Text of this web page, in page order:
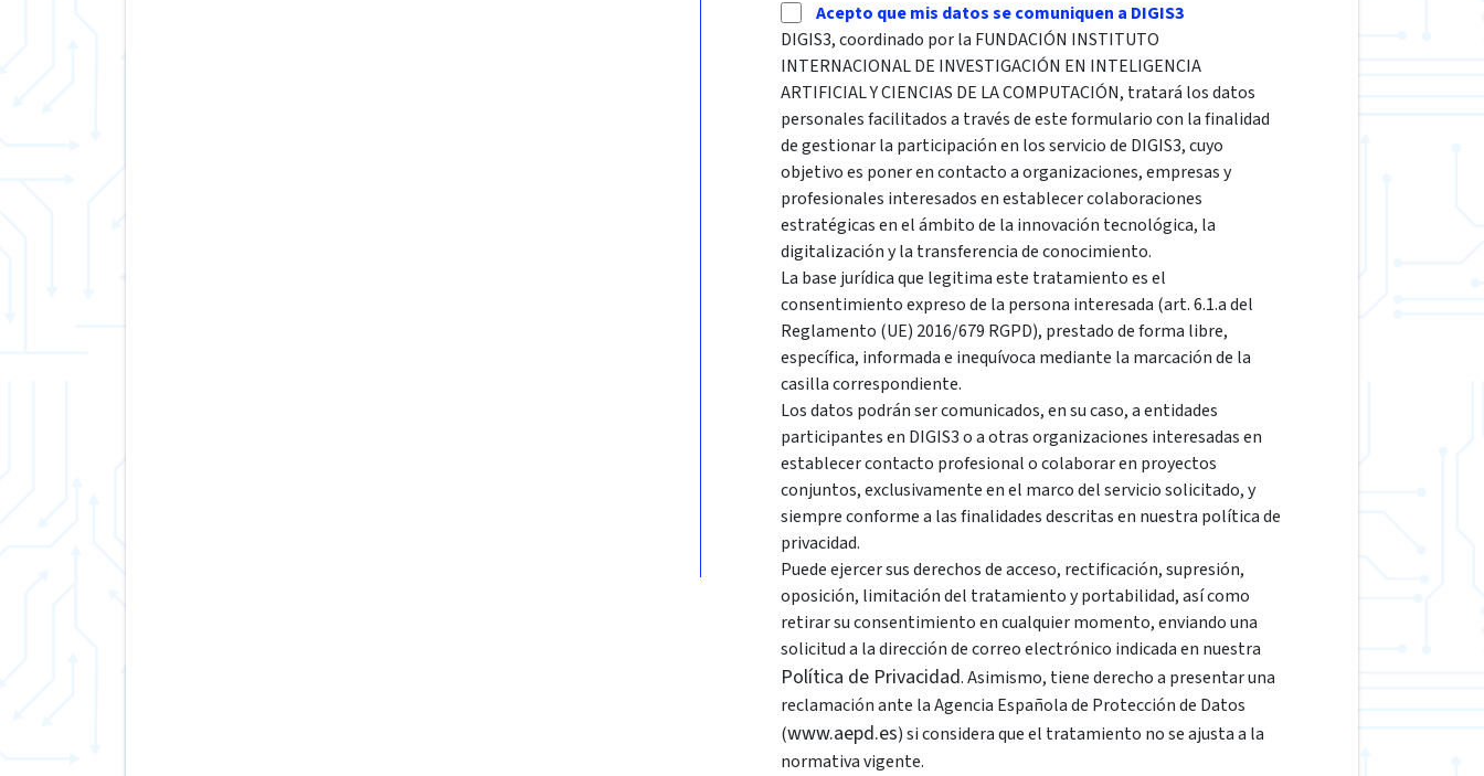
Acepto que mis datos se comuniquen a DIGIS3
DIGIS3, coordinado por la FUNDACIÓN INSTITUTO
INTERNACIONAL DE INVESTIGACIÓN EN INTELIGENCIA
ARTIFICIAL Y CIENCIAS DE LA COMPUTACIÓN, tratará los datos
personales facilitados a través de este formulario con la finalidad
de gestionar la participación en los servicio de DIGIS3, cuyo
objetivo es poner en contacto a organizaciones, empresas y
profesionales interesados en establecer colaboraciones
estratégicas en el ámbito de la innovación tecnológica, la
digitalización y la transferencia de conocimiento.
La base jurídica que legitima este tratamiento es el
consentimiento expreso de la persona interesada (art. 6.1.a del
Reglamento (UE) 2016/679 RGPD), prestado de forma libre,
específica, informada e inequívoca mediante la marcación de la
casilla correspondiente.
Los datos podrán ser comunicados, en su caso, a entidades
participantes en DIGIS3 o a otras organizaciones interesadas en
establecer contacto profesional o colaborar en proyectos
conjuntos, exclusivamente en el marco del servicio solicitado, y
siempre conforme a las finalidades descritas en nuestra política de
privacidad.
Puede ejercer sus derechos de acceso, rectificación, supresión,
oposición, limitación del tratamiento y portabilidad, así como
retirar su consentimiento en cualquier momento, enviando una
solicitud a la dirección de correo electrónico indicada en nuestra
Política de Privacidad. Asimismo, tiene derecho a presentar una
reclamación ante la Agencia Española de Protección de Datos
(www.aepd.es) si considera que el tratamiento no se ajusta a la
normativa vigente.